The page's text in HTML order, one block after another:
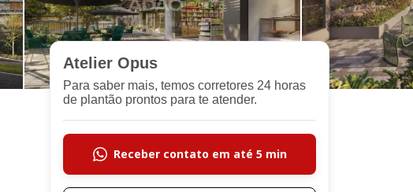
Atelier Opus
Para saber mais, temos corretores 24 horas
de plantão prontos para te atender.
Receber contato em até 5 min